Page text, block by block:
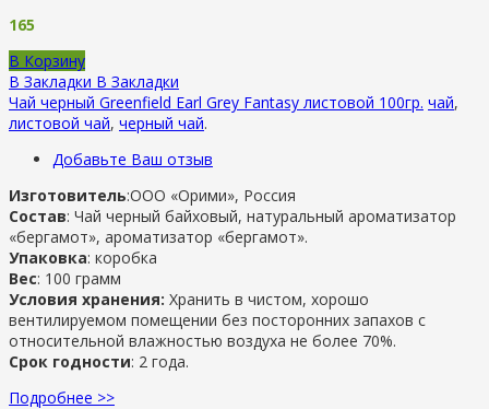
165
В Корзину
В Закладки В Закладки
Чай черный Greenfield Earl Grey Fantasy листовой 100гр. чай,
листовой чай, черный чай.
Добавьте Ваш отзыв
Изготовитель:ООО «Орими», Россия
Состав: Чай черный байховый, натуральный ароматизатор
«бергамот», ароматизатор «бергамот».
Упаковка: коробка
Вес: 100 грамм
Условия хранения: Хранить в чистом, хорошо
вентилируемом помещении без посторонних запахов с
относительной влажностью воздуха не более 70%.
Срок годности: 2 года.
Подробнее >>